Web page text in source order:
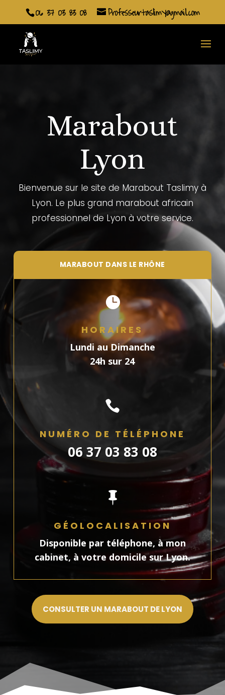
06 37 03 83 08 Professeurtaslimy@gmail.com
Marabout
Lyon
Bienvenue sur le site de Marabout Taslimy à
Lyon. Le plus grand marabout africain
professionnel de Lyon à votre service.
MARABOUT DANS LE RHÔNE

HORAIRES
Lundi au Dimanche
24h sur 24

NUMÉRO DE TÉLÉPHONE
06 37 03 83 08

GÉOLOCALISATION
Disponible par téléphone, à mon
cabinet, à votre domicile sur Lyon.
CONSULTER UN MARABOUT DE LYON